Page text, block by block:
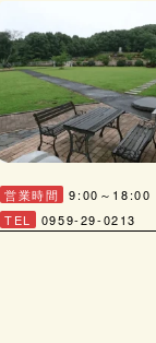
営業時間
9:00～18:00
TEL
0959-29-0213